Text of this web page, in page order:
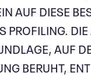
AUF DIESE
PROFILING. DIE
AUF
BERUHT,